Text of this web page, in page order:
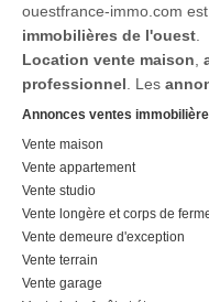
ouestfrance-immo.com
immobilières de l'ouest
Location vente maison
professionnel . Les
Annonces ventes
Vente maison
Vente appartement
Vente studio
Vente longère et corps de
Vente demeure d'exception
Vente terrain
Vente garage